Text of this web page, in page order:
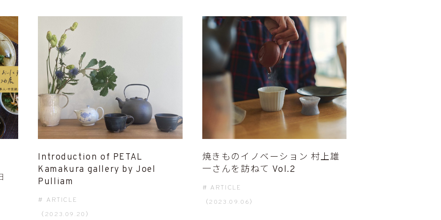
Introduction of PETAL
Kamakura gallery by Joel
Pulliam
ARTICLE
（2023.09.20）
焼きものイノベーション 村上雄
一さんを訪ねて Vol.2
ARTICLE
（2023.09.06）